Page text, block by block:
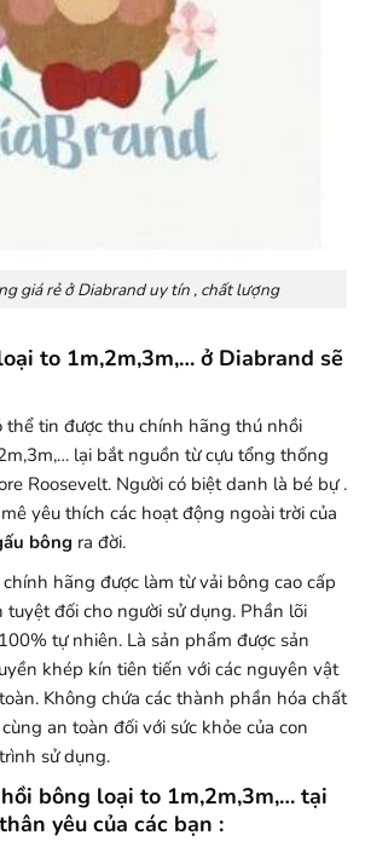
giá rẻ ở Diabrand uy tín , chất lượng
to 1m,2m,3m,… ở Diabrand sẽ
thể tin được thu chính hãng thú nhồi
lại bắt nguồn từ cựu tổng thống
Roosevelt. Người có biệt danh là bé bự .
yêu thích các hoạt động ngoài trời của
bông ra đời.
hãng được làm từ vải bông cao cấp
tuyệt đối cho người sử dụng. Phần lõi
tự nhiên. Là sản phẩm được sản
khép kín tiên tiến với các nguyên vật
Không chứa các thành phần hóa chất
an toàn đối với sức khỏe của con
sử dụng.
bông loại to 1m,2m,3m,… tại
yêu của các bạn :